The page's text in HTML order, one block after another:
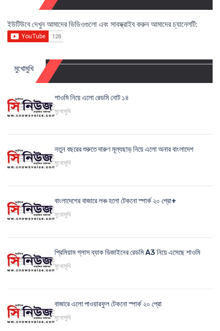
ইউটিউবে দেখুন আমাদের ভিডিওগুলো এবং সাবস্ক্রাইব করুন আমাদের চ্যানেলটি:
মুখোমুখি
শাওমি নিয়ে এলো রেডমি নোট ১৪
মুখোমুখি
নতুন বছরের শুরুতে দারুণ মূল্যছাড় নিয়ে এলো অনার বাংলাদেশ
মুখোমুখি
বাংলাদেশের বাজারে লঞ্চ হলো টেকনো স্পার্ক ২০ প্রো+
মুখোমুখি
প্রিমিয়াম গ্লাস ব্যাক ডিজাইনের রেডমি A3 নিয়ে এসেছে শাওমি
মুখোমুখি
বাজারে এলো পাওয়ারফুল টেকনো স্পার্ক ২০ প্রো
মুখোমুখি